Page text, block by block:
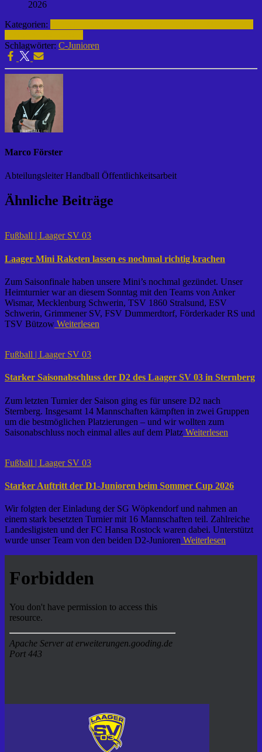
2026
Kategorien:
Schlagwörter: C-Junioren
Marco Förster
Abteilungsleiter Handball Öffentlichkeitsarbeit
Ähnliche Beiträge
Fußball | Laager SV 03
Laager Mini Raketen lassen es nochmal richtig krachen
Zum Saisonfinale haben unsere Mini’s nochmal gezündet. Unser
Heimturnier war an diesem Sonntag mit den Teams von Anker
Wismar, Mecklenburg Schwerin, TSV 1860 Stralsund, ESV
Schwerin, Grimmener SV, FSV Dummerdtorf, Förderkader RS und
TSV Bützow Weiterlesen
Fußball | Laager SV 03
Starker Saisonabschluss der D2 des Laager SV 03 in Sternberg
Zum letzten Turnier der Saison ging es für unsere D2 nach
Sternberg. Insgesamt 14 Mannschaften kämpften in zwei Gruppen
um die bestmöglichen Platzierungen – und wir wollten zum
Saisonabschluss noch einmal alles auf dem Platz Weiterlesen
Fußball | Laager SV 03
Starker Auftritt der D1-Junioren beim Sommer Cup 2026
Wir folgten der Einladung der SG Wöpkendorf und nahmen an
einem stark besetzten Turnier mit 16 Mannschaften teil. Zahlreiche
Landesligisten und der FC Hansa Rostock waren dabei. Unterstützt
wurde unser Team von den beiden D2-Junioren Weiterlesen